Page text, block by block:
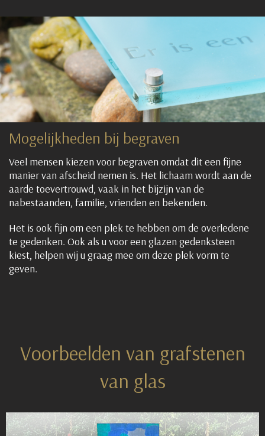
Mogelijkheden bij begraven
Veel mensen kiezen voor begraven omdat dit een fijne
manier van afscheid nemen is. Het lichaam wordt aan de
aarde toevertrouwd, vaak in het bijzijn van de
nabestaanden, familie, vrienden en bekenden.
Het is ook fijn om een plek te hebben om de overledene
te gedenken. Ook als u voor een glazen gedenksteen
kiest, helpen wij u graag mee om deze plek vorm te
geven.
Voorbeelden van grafstenen
van glas